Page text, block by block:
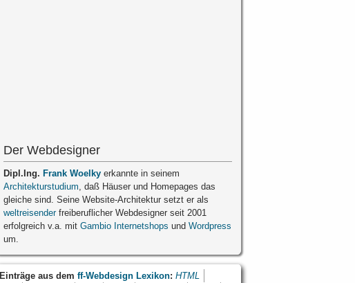
Der Webdesigner
Dipl.Ing. Frank Woelkyerkannte in seinem
Architekturstudium, daß Häuser und Homepages das
gleiche sind. Seine Website-Architektur setzt er als
weltreisenderfreiberuflicher Webdesigner seit 2001
erfolgreich v.a. mit Gambio Internetshops und Wordpress
um.
Einträge aus dem ff-Webdesign Lexikon: HTML